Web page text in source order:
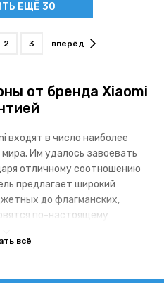
ЕЩЁ 30
2 3 вперёд
от бренда Xiaomi
входят в число наиболее
Им удалось завоевать
отличному соотношению
предлагает широкий
до флагманских,
по-настоящему